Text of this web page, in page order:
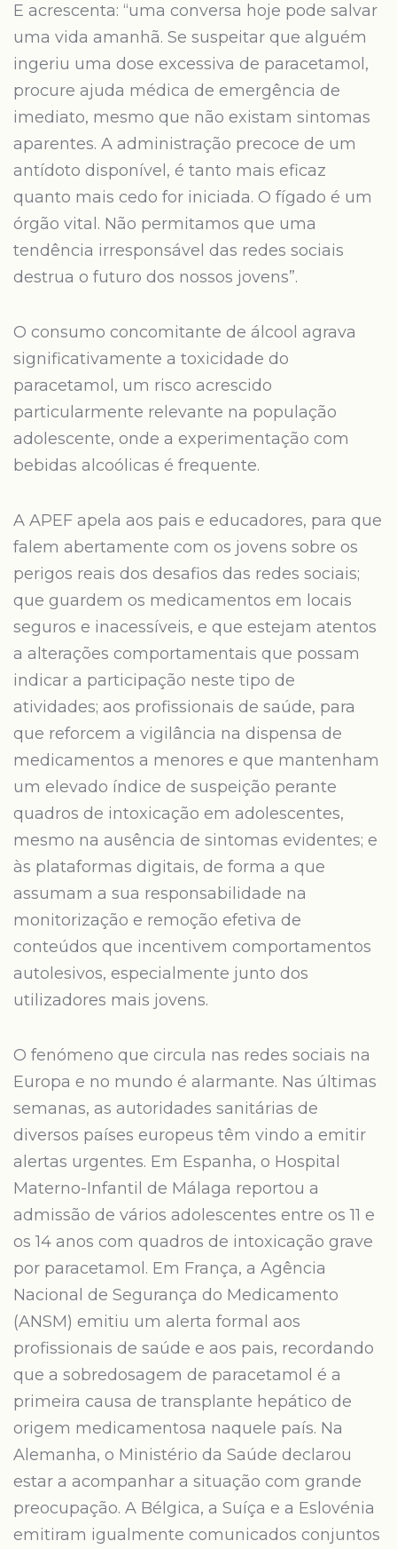
E acrescenta: “uma conversa hoje pode salvar
uma vida amanhã. Se suspeitar que alguém
ingeriu uma dose excessiva de paracetamol,
procure ajuda médica de emergência de
imediato, mesmo que não existam sintomas
aparentes. A administração precoce de um
antídoto disponível, é tanto mais eficaz
quanto mais cedo for iniciada. O fígado é um
órgão vital. Não permitamos que uma
tendência irresponsável das redes sociais
destrua o futuro dos nossos jovens”.
O consumo concomitante de álcool agrava
significativamente a toxicidade do
paracetamol, um risco acrescido
particularmente relevante na população
adolescente, onde a experimentação com
bebidas alcoólicas é frequente.
A APEF apela aos pais e educadores, para que
falem abertamente com os jovens sobre os
perigos reais dos desafios das redes sociais;
que guardem os medicamentos em locais
seguros e inacessíveis, e que estejam atentos
a alterações comportamentais que possam
indicar a participação neste tipo de
atividades; aos profissionais de saúde, para
que reforcem a vigilância na dispensa de
medicamentos a menores e que mantenham
um elevado índice de suspeição perante
quadros de intoxicação em adolescentes,
mesmo na ausência de sintomas evidentes; e
às plataformas digitais, de forma a que
assumam a sua responsabilidade na
monitorização e remoção efetiva de
conteúdos que incentivem comportamentos
autolesivos, especialmente junto dos
utilizadores mais jovens.
O fenómeno que circula nas redes sociais na
Europa e no mundo é alarmante. Nas últimas
semanas, as autoridades sanitárias de
diversos países europeus têm vindo a emitir
alertas urgentes. Em Espanha, o Hospital
Materno-Infantil de Málaga reportou a
admissão de vários adolescentes entre os 11 e
os 14 anos com quadros de intoxicação grave
por paracetamol. Em França, a Agência
Nacional de Segurança do Medicamento
(ANSM) emitiu um alerta formal aos
profissionais de saúde e aos pais, recordando
que a sobredosagem de paracetamol é a
primeira causa de transplante hepático de
origem medicamentosa naquele país. Na
Alemanha, o Ministério da Saúde declarou
estar a acompanhar a situação com grande
preocupação. A Bélgica, a Suíça e a Eslovénia
emitiram igualmente comunicados conjuntos